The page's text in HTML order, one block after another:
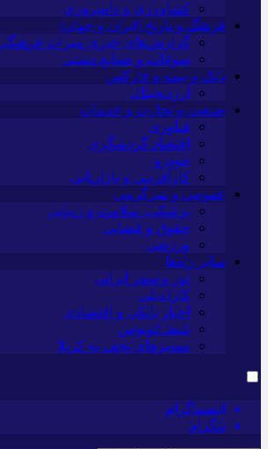
کشاورزی و دامپروری
فرهنگ و تاریخ (ایران و جهان)
گزارش‌های خبری میراث
سوغات و صنایع دستی
بانک و بیمه و فارکس
ارزدیجیتال
صنعت و تجارت و خدمات
فناوری
اقتصاد گردشگری
خودرو
کارآفرینی و بازاریابی
عمومی و سرگرمی
پزشکی، سلامت و زیبایی
حقوق و قضایی
ورزشی
سایر راه‌ها
تور و سفر ایرانی
کارا دیلی
اخبار بانکی و اقتصادی
بلیط اتوبوس
مسیرهای نجف به کربلا
اینستاگرام
تلگرام